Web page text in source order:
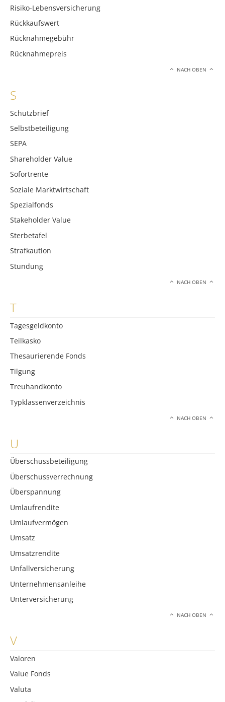
Risiko-Lebensversicherung
Rückkaufswert
Rücknahmegebühr
Rücknahmepreis
NACH OBEN
S
Schutzbrief
Selbstbeteiligung
SEPA
Shareholder Value
Sofortrente
Soziale Marktwirtschaft
Spezialfonds
Stakeholder Value
Sterbetafel
Strafkaution
Stundung
NACH OBEN
T
Tagesgeldkonto
Teilkasko
Thesaurierende Fonds
Tilgung
Treuhandkonto
Typklassenverzeichnis
NACH OBEN
U
Überschussbeteiligung
Überschussverrechnung
Überspannung
Umlaufrendite
Umlaufvermögen
Umsatz
Umsatzrendite
Unfallversicherung
Unternehmensanleihe
Unterversicherung
NACH OBEN
V
Valoren
Value Fonds
Valuta